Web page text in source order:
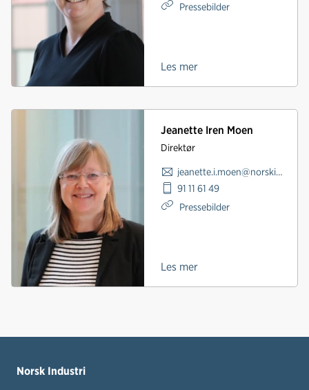
Pressebilder
Les mer
Jeanette Iren Moen
Direktør
jeanette.i.moen@norskindustri.no
91 11 61 49
Pressebilder
Les mer
Norsk Industri